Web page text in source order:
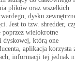
plików oraz wszelkich
dysku
Jest to tzw. shredder,
poprzez wielokrotne
dyskowej, którą one
aplikacja korzysta
informacji tej jednak